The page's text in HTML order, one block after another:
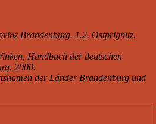
Brandenburg. 1.2. Ostprignitz.
Handbuch der deutschen
2000.
der Länder Brandenburg und